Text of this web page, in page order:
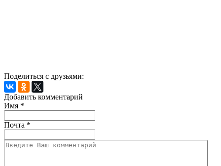
Поделиться с друзьями:
Добавить комментарий
Имя *
Почта *